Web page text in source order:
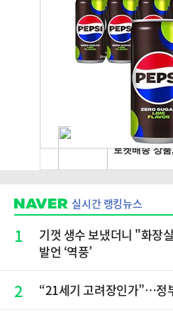
실시간 랭킹뉴스
1
기껏 생수 보냈더니 "화장
발언 ‘역풍’
2 “21세기 고려장인가”…정